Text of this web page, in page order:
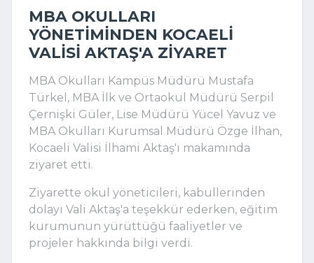
MBA OKULLARI
YÖNETIMINDEN KOCAELI
VALISI AKTAŞ'A ZIYARET
MBA Okulları Kampüs Müdürü Mustafa
Türkel, MBA İlk ve Ortaokul Müdürü Serpil
Çernişki Güler, Lise Müdürü Yücel Yavuz ve
MBA Okulları Kurumsal Müdürü Özge İlhan,
Kocaeli Valisi İlhami Aktaş'ı makamında
ziyaret etti.
Ziyarette okul yöneticileri, kabullerinden
dolayı Vali Aktaş'a teşekkür ederken, eğitim
kurumunun yürüttüğü faaliyetler ve
projeler hakkında bilgi verdi.